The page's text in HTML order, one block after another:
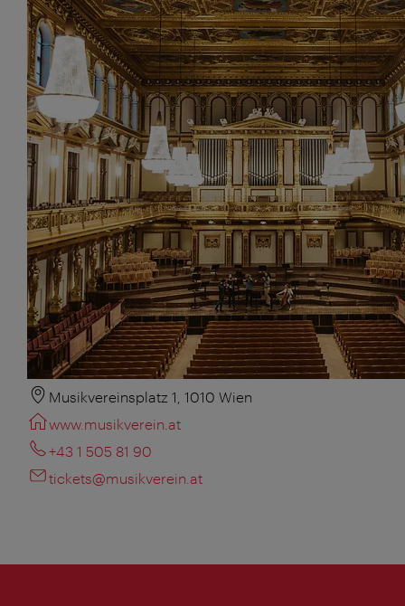
Musikvereinsplatz 1, 1010 Wien
www.musikverein.at
+43 1 505 81 90
tickets@musikverein.at